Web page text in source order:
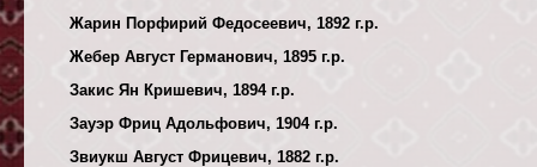
Жарин Порфирий Федосеевич, 1892 г.р.
Жебер Август Германович, 1895 г.р.
Закис Ян Кришевич, 1894 г.р.
Зауэр Фриц Адольфович, 1904 г.р.
Звиукш Август Фрицевич, 1882 г.р.